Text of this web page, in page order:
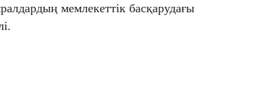
мемлекеттік басқарудағы